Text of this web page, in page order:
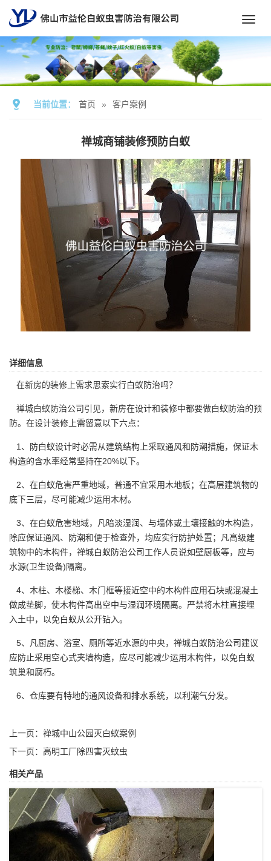
当前位置： 首页 » 客户案例
禅城商铺装修预防白蚁
详细信息
在新房的装修上需求思索实行白蚁防治吗？
禅城白蚁防治公司引见，新房在设计和装修中都要做白蚁防治的预
防。在设计装修上需留意以下六点：
1、防白蚁设计时必需从建筑结构上采取通风和防潮措施，保证木
构造的含水率经常坚持在20%以下。
2、在白蚁危害严重地域，普通不宜采用木地板；在高层建筑物的
底下三层，尽可能减少运用木材。
3、在白蚁危害地域，凡暗淡湿润、与墙体或土壤接触的木构造，
除应保证通风、防潮和便于检查外，均应实行防护处置；凡高级建
筑物中的木构件，禅城白蚁防治公司工作人员说如壁厨板等，应与
水源(卫生设备)隔离。
4、木柱、木楼梯、木门框等接近空中的木构件应用石块或混凝土
做成垫脚，使木构件高出空中与湿润环境隔离。严禁将木柱直接埋
入土中，以免白蚁从公开钻入。
5、凡厨房、浴室、厕所等近水源的中央，禅城白蚁防治公司建议
应防止采用空心式夹墙构造，应尽可能减少运用木构件，以免白蚁
筑巢和腐朽。
6、仓库要有特地的通风设备和排水系统，以利潮气分发。
上一页： 禅城中山公园灭白蚁案例
下一页： 高明工厂除四害灭蚊虫
相关产品